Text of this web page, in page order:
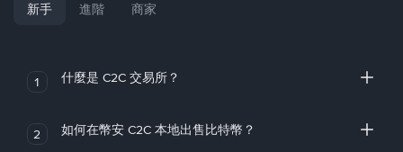
新手 進階 商家
1 什麼是 C2C 交易所？
2 如何在幣安 C2C 本地出售比特幣？